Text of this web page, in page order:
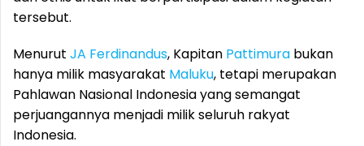
tersebut.
Menurut JA Ferdinandus, Kapitan Pattimura bukan
hanya milik masyarakat Maluku, tetapi merupakan
Pahlawan Nasional Indonesia yang semangat
perjuangannya menjadi milik seluruh rakyat
Indonesia.